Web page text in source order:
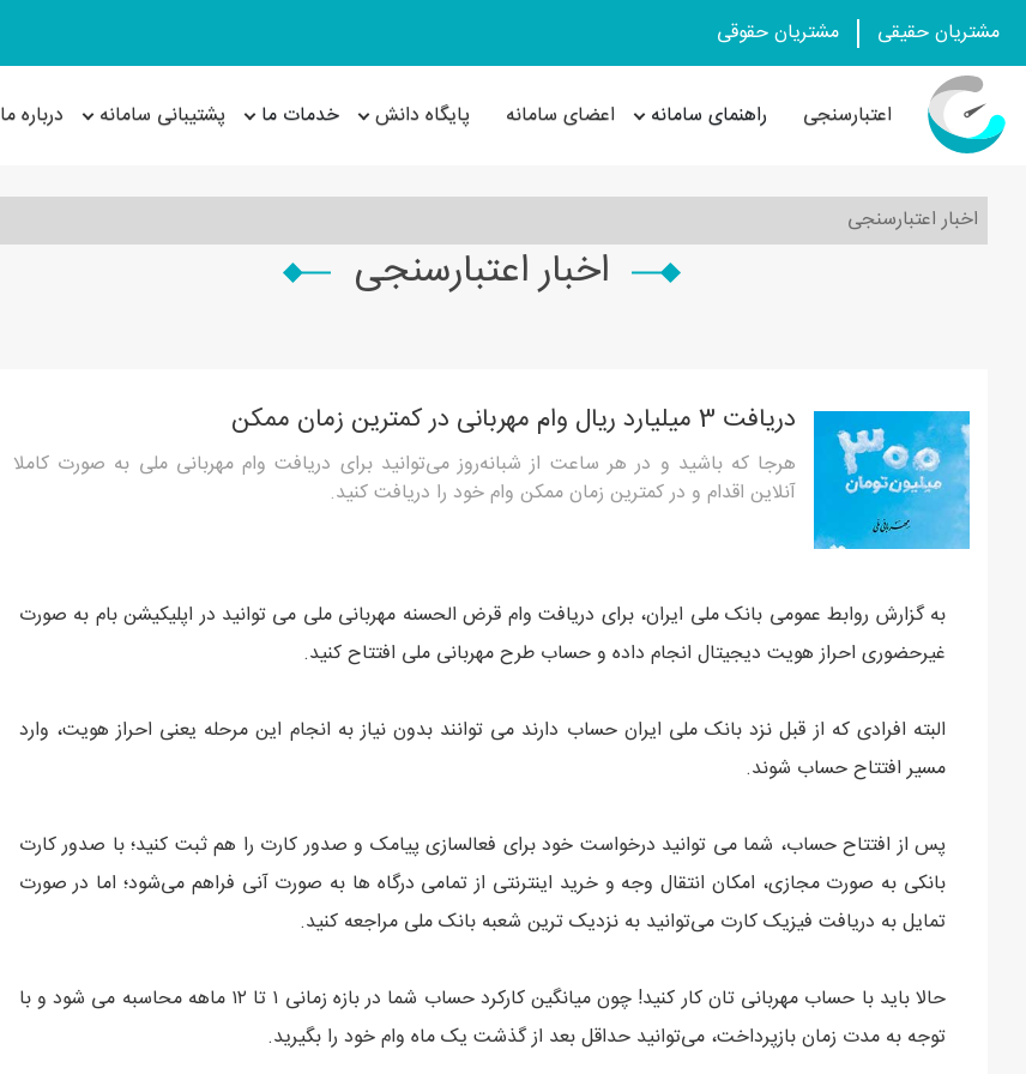
مشتریان حقیقی مشتریان حقوقی
اعتبارسنجی راهنمای سامانه اعضای سامانه پایگاه دانش خدمات ما پشتیبانی سامانه درباره ما
اخبار اعتبارسنجی
اخبار اعتبارسنجی
دریافت 3 میلیارد ریال وام مهربانی در کمترین زمان ممکن
هرجا که باشید و در هر ساعت از شبانه‌روز می‌توانید برای دریافت وام مهربانی ملی به‌ صورت کاملا
آنلاین اقدام و در کمترین زمان ممکن وام خود را دریافت کنید.
به گزارش روابط عمومی بانک ملی ایران، برای دریافت وام قرض‌ الحسنه مهربانی ملی می توانید در اپلیکیشن بام به ‌صورت
غیرحضوری احراز هویت دیجیتال انجام داده و حساب طرح مهربانی ملی افتتاح کنید.
البته افرادی که از قبل نزد بانک ملی‌ ایران حساب دارند می‌ توانند بدون نیاز به انجام این مرحله یعنی احراز هویت، وارد
مسیر افتتاح حساب شوند.
پس از افتتاح حساب، شما می‌ توانید درخواست خود برای فعالسازی پیامک و صدور کارت را هم ثبت کنید؛ با صدور کارت
بانکی به صورت مجازی، امکان انتقال وجه و خرید اینترنتی از تمامی درگاه‌ ها به‌ صورت آنی فراهم می‌شود؛ اما در صورت
تمایل به دریافت فیزیک کارت می‌توانید به نزدیک ‌ترین شعبه بانک ملی مراجعه کنید.
حالا باید با حساب مهربانی‌ تان کار کنید! چون میانگین کارکرد حساب شما در بازه زمانی ۱ تا ۱۲ ماهه محاسبه می شود و با
توجه به مدت زمان بازپرداخت، می‌توانید حداقل بعد از گذشت یک ماه وام خود را بگیرید.